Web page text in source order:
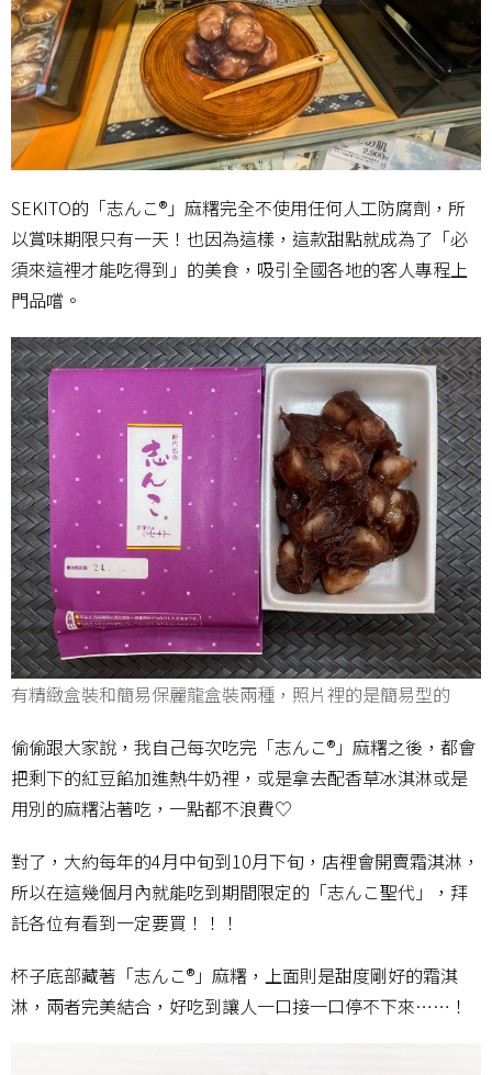
SEKITO的「志んこ®」麻糬完全不使用任何人工防腐劑，所
以賞味期限只有一天！也因為這樣，這款甜點就成為了「必
須來這裡才能吃得到」的美食，吸引全國各地的客人專程上
門品嚐。
有精緻盒裝和簡易保麗龍盒裝兩種，照片裡的是簡易型的
偷偷跟大家說，我自己每次吃完「志んこ®」麻糬之後，都會
把剩下的紅豆餡加進熱牛奶裡，或是拿去配香草冰淇淋或是
用別的麻糬沾著吃，一點都不浪費♡
對了，大約每年的4月中旬到10月下旬，店裡會開賣霜淇淋，
所以在這幾個月內就能吃到期間限定的「志んこ聖代」，拜
託各位有看到一定要買！！！
杯子底部藏著「志んこ®」麻糬，上面則是甜度剛好的霜淇
淋，兩者完美結合，好吃到讓人一口接一口停不下來……！